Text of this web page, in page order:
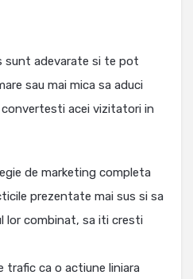
sunt adevarate si te pot
sau mai mica sa aduci
acei vizitatori in
de marketing completa
prezentate mai sus si sa
lor combinat, sa iti cresti
trafic ca o actiune liniara